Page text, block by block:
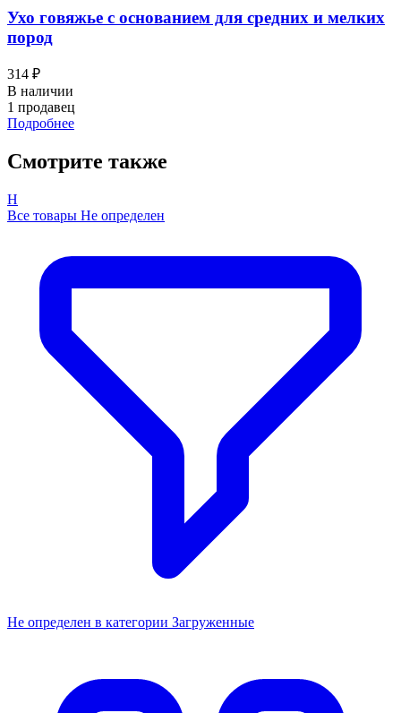
Ухо говяжье с основанием для средних и мелких
пород
314 ₽
В наличии
1 продавец
Подробнее
Смотрите также
Н
Все товары Не определен
Не определен в категории Загруженные